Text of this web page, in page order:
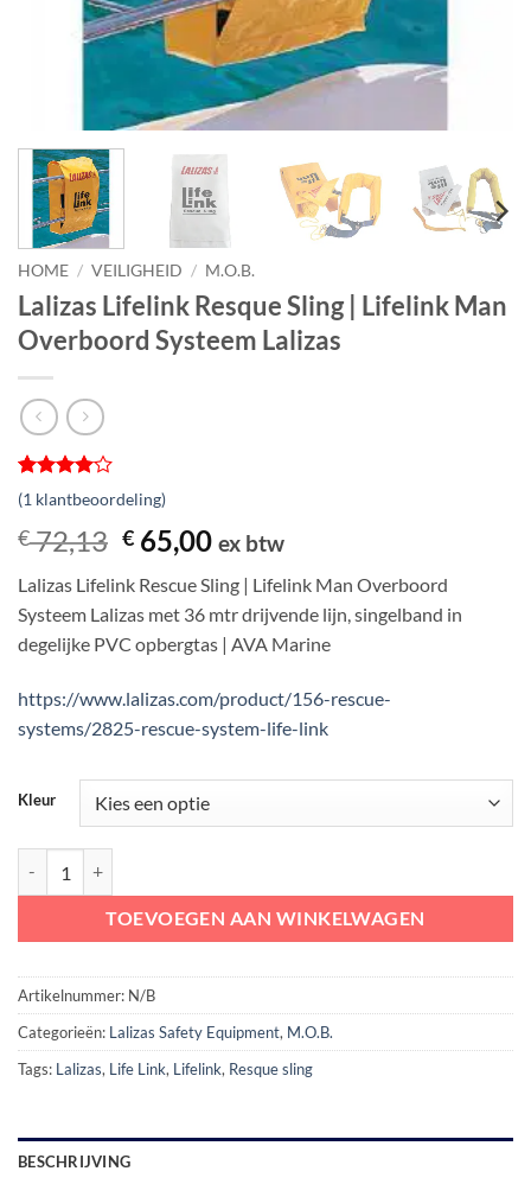
HOME / VEILIGHEID / M.O.B.
Lalizas Lifelink Resque Sling | Lifelink Man
Overboord Systeem Lalizas
Gewaardeerd
4op 5
gebaseerd
op
1
(1 klantbeoordeling)
€72,13 Oorspronkelijke
prijs
was:
€ 72,13.
€ 65,00Huidige
is:
€ 65,00.
ex btw
Lalizas Lifelink Rescue Sling | Lifelink Man Overboord
Systeem Lalizas met 36 mtr drijvende lijn, singelband in
degelijke PVC opbergtas | AVA Marine
https://www.lalizas.com/product/156-rescue-
systems/2825-rescue-system-life-link
Kleur
TOEVOEGEN AAN WINKELWAGEN
Artikelnummer: N/B
Categorieën: Lalizas Safety Equipment, M.O.B.
Tags: Lalizas, Life Link, Lifelink, Resque sling
BESCHRIJVING